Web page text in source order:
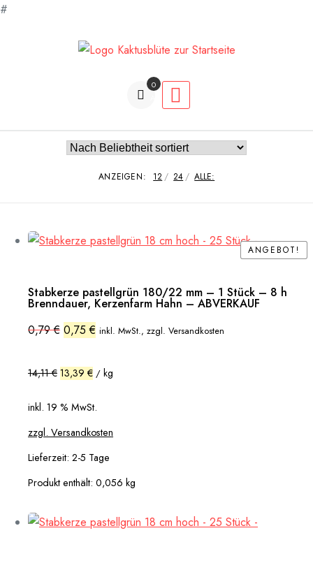
#
0
ANZEIGEN: 12 24 ALLE:
ANGEBOT!
ANGEBOT!
Stabkerze pastellgrün 180/22 mm – 1 Stück – 8 h
Brenndauer, Kerzenfarm Hahn – ABVERKAUF
0,79€ Ursprünglicher
Preis
0,79 €
0,75€ Aktueller
Preis
inkl. MwSt., zzgl. Versandkosten
14,11€ 13,39 € / kg
inkl. 19 % MwSt.
zzgl. Versandkosten
Lieferzeit: 2-5 Tage
Produkt enthält: 0,056 kg